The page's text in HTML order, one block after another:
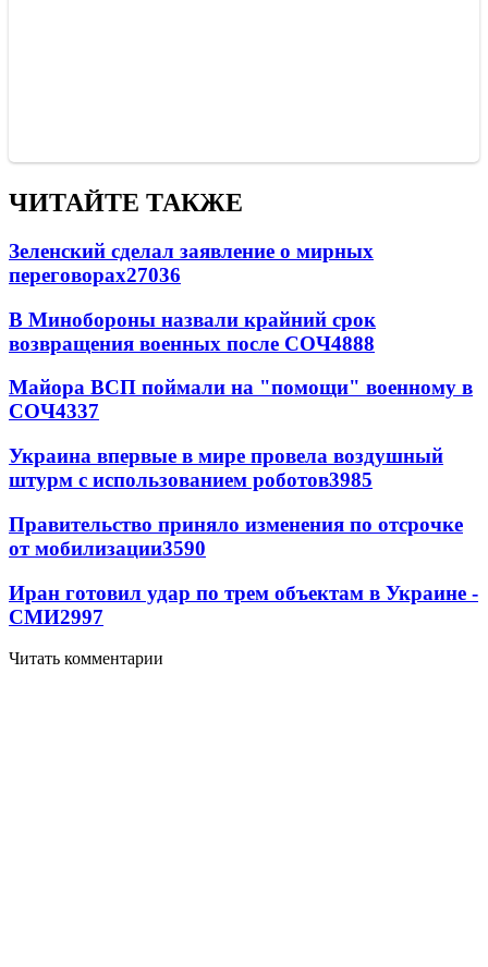
ЧИТАЙТЕ ТАКЖЕ
Зеленский сделал заявление о мирных
переговорах27036
В Минобороны назвали крайний срок
возвращения военных после СОЧ4888
Майора ВСП поймали на "помощи" военному в
СОЧ4337
Украина впервые в мире провела воздушный
штурм с использованием роботов3985
Правительство приняло изменения по отсрочке
от мобилизации3590
Иран готовил удар по трем объектам в Украине -
СМИ2997
Читать комментарии